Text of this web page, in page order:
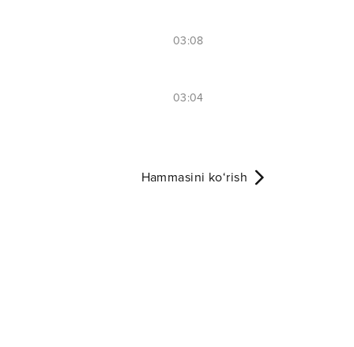
03:08
03:04
Hammasini ko‘rish